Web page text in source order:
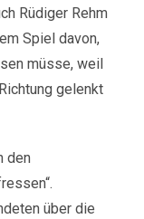
Rüdiger Rehm
Spiel davon,
müsse, weil
gelenkt
den
über die